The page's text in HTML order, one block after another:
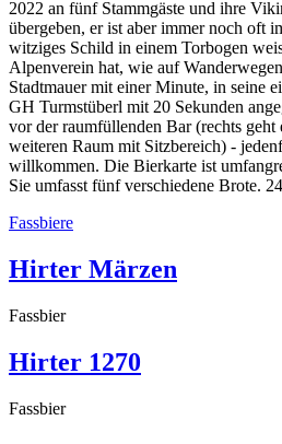
2022 an fünf Stammgäste und ihre
übergeben, er ist aber immer noch oft
witziges Schild in einem Torbogen
Alpenverein hat, wie auf
Stadtmauer mit einer Minute, in seine
GH Turmstüberl mit 20 Sekunden
vor der raumfüllenden Bar (rechts geht
weiteren Raum mit Sitzbereich) -
willkommen. Die Bierkarte ist
Sie umfasst fünf verschiedene Brote.
Fassbiere
Hirter Märzen
Fassbier
Hirter 1270
Fassbier